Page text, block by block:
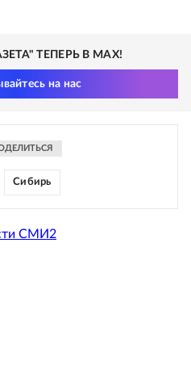
ТЕПЕРЬ В MAX!
на нас
Сибирь
СМИ2